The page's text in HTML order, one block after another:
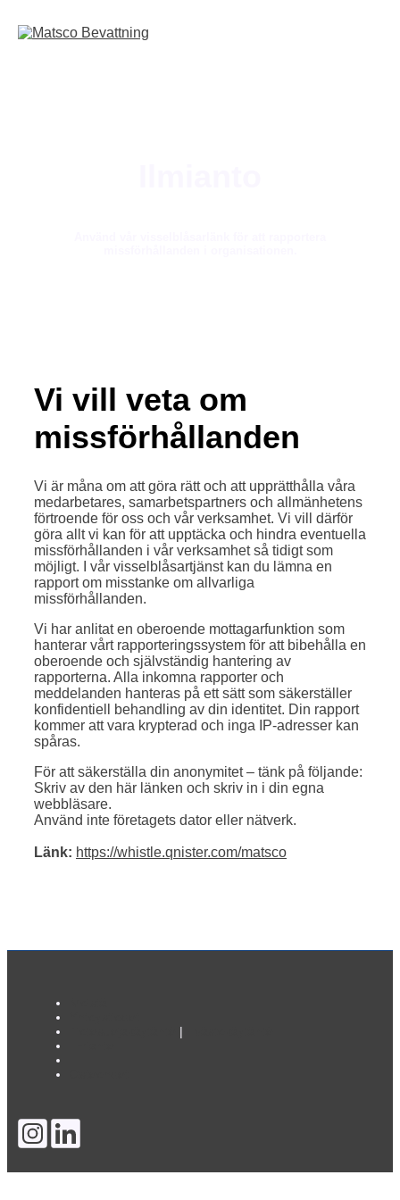
sisältöön
Vi vill veta om
missförhållanden
Vi är måna om att göra rätt och att upprätthålla våra
medarbetares, samarbetspartners och allmänhetens
förtroende för oss och vår verksamhet. Vi vill därför
göra allt vi kan för att upptäcka och hindra eventuella
missförhållanden i vår verksamhet så tidigt som
möjligt. I vår visselblåsartjänst kan du lämna en
rapport om misstanke om allvarliga
missförhållanden.
Vi har anlitat en oberoende mottagarfunktion som
hanterar vårt rapporteringssystem för att bibehålla en
oberoende och självständig hantering av
rapporterna. Alla inkomna rapporter och
meddelanden hanteras på ett sätt som säkerställer
konfidentiell behandling av din identitet. Din rapport
kommer att vara krypterad och inga IP-adresser kan
spåras.
För att säkerställa din anonymitet – tänk på följande:
Skriv av den här länken och skriv in i din egna
webbläsare.
Använd inte företagets dator eller nätverk.
Länk: https://whistle.qnister.com/matsco
|